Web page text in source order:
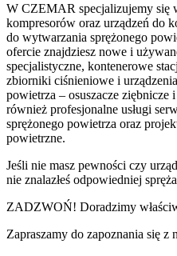
W CZEMAR specjalizujemy się
kompresorów oraz urządzeń do
do wytwarzania sprężonego
ofercie znajdziesz nowe i
specjalistyczne, kontenerowe
zbiorniki ciśnieniowe i
powietrza – osuszacze
również profesjonalne usługi
sprężonego powietrza oraz
powietrzne.
Jeśli nie masz pewności czy
nie znalazłeś odpowiedniej
ZADZWOŃ! Doradzimy
Zapraszamy do zapoznania się z